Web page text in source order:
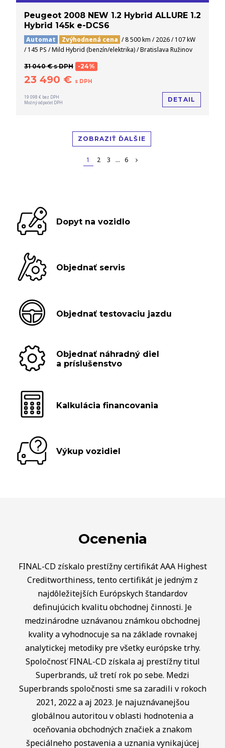
Peugeot 2008 NEW 1.2 Hybrid ALLURE 1.2
Hybrid 145k e-DCS6
Automat Zvýhodnená cena / 8 500 km / 2026 / 107 kW
/ 145 PS / Mild Hybrid (benzín/elektrika) / Bratislava Ružinov
31 040 € s DPH -24%
23 490 € s DPH
19 098 € bez DPH
Možný odpočet DPH
DETAIL
ZOBRAZIŤ ĎALŠIE
1 2 3 ... 6
Dopyt na vozidlo
Objednať servis
Objednať testovaciu jazdu
Objednať náhradný diel
a príslušenstvo
Kalkulácia financovania
Výkup vozidiel
Ocenenia
FINAL-CD získalo prestížny certifikát AAA Highest
Creditworthiness, tento certifikát je jedným z
najdôležitejších Európskych štandardov
definujúcich kvalitu obchodnej činnosti. Je
medzinárodne uznávanou známkou obchodnej
kvality a vyhodnocuje sa na základe rovnakej
analytickej metodiky pre všetky európske trhy.
Spoločnosť FINAL-CD získala aj prestížny titul
Superbrands, už tretí rok po sebe. Medzi
Superbrands spoločnosti sme sa zaradili v rokoch
2021, 2022 a aj 2023. Je najuznávanejšou
globálnou autoritou v oblasti hodnotenia a
oceňovania obchodných značiek a znakom
špeciálneho postavenia a uznania vynikajúcej